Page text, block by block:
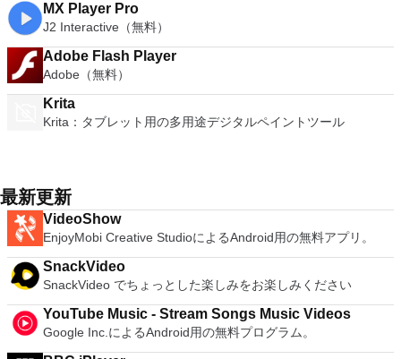
MX Player Pro
J2 Interactive（無料）
Adobe Flash Player
Adobe（無料）
Krita
Krita：タブレット用の多用途デジタルペイントツール
最新更新
VideoShow
EnjoyMobi Creative StudioによるAndroid用の無料アプリ。
SnackVideo
SnackVideo でちょっとした楽しみをお楽しみください
YouTube Music - Stream Songs Music Videos
Google Inc.によるAndroid用の無料プログラム。